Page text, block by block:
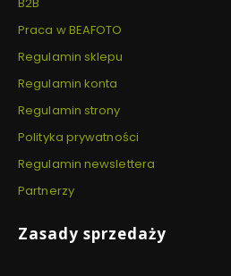
B2B
Praca w BEAFOTO
Regulamin sklepu
Regulamin konta
Regulamin strony
Polityka prywatności
Regulamin newslettera
Partnerzy
Zasady sprzedaży